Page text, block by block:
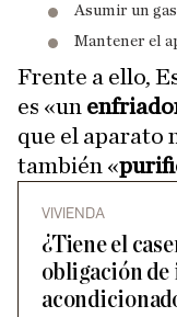
Asumir un
Mantener el
Frente a ello,
es «un
que el aparato
también «
VIVIENDA
¿Tiene el
obligación